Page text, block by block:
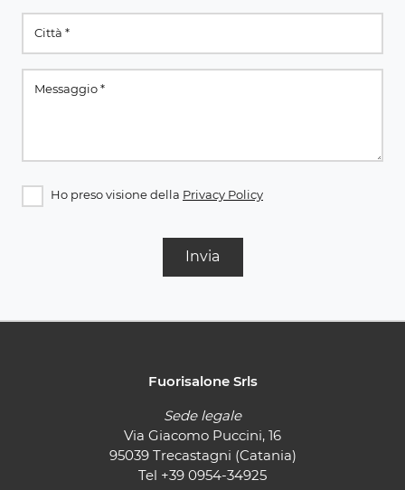
Ho preso visione della Privacy Policy
Invia
Fuorisalone Srls
Sede legale
Via Giacomo Puccini, 16
95039 Trecastagni (Catania)
Tel +39 0954-34925